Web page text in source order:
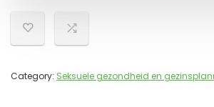
Category: Seksuele gezondheid en